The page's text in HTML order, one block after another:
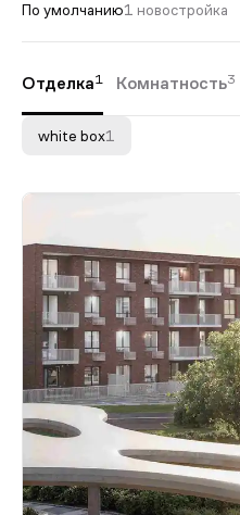
По умолчанию1 новостройка
Отделка1 Комнатность3
white box1